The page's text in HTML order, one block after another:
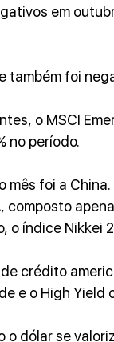
em
também foi
o MSCI
no período.
foi a
composto
o índice Nikkei
crédito
e o High
o dólar se